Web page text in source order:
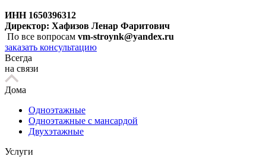
ИНН 1650396312
Директор: Хафизов Ленар Фаритович
По все вопросам vm-stroynk@yandex.ru
заказать консультацию
Всегда
на связи
Дома
Одноэтажные
Одноэтажные с мансардой
Двухэтажные
Услуги